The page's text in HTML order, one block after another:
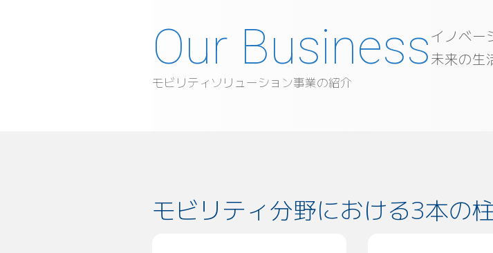
モビリティソリューション事業の紹介
イノベー
未来の生
モビリティ分野における3本の